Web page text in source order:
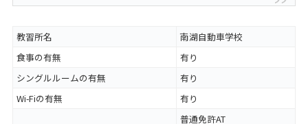
教習所名
南湖自動車学校
食事の有無
有り
シングルルームの有無
有り
Wi-Fiの有無
有り
普通免許AT